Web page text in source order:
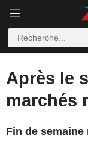
Après le
marchés
Fin de